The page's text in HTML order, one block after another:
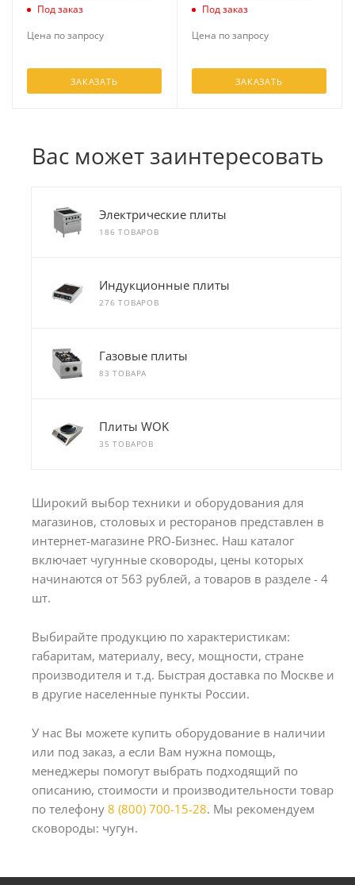
Под заказ
Цена по запросу
ЗАКАЗАТЬ
Под заказ
Цена по запросу
ЗАКАЗАТЬ
Вас может заинтересовать
Электрические плиты
186 ТОВАРОВ
Индукционные плиты
276 ТОВАРОВ
Газовые плиты
83 ТОВАРА
Плиты WOK
35 ТОВАРОВ
Широкий выбор техники и оборудования для
магазинов, столовых и ресторанов представлен в
интернет-магазине PRO-Бизнес. Наш каталог
включает чугунные сковороды, цены которых
начинаются от 563 рублей, а товаров в разделе - 4
шт.
Выбирайте продукцию по характеристикам:
габаритам, материалу, весу, мощности, стране
производителя и т.д. Быстрая доставка по Москве и
в другие населенные пункты России.
У нас Вы можете купить оборудование в наличии
или под заказ, а если Вам нужна помощь,
менеджеры помогут выбрать подходящий по
описанию, стоимости и производительности товар
по телефону 8 (800) 700-15-28. Мы рекомендуем
сковороды: чугун.